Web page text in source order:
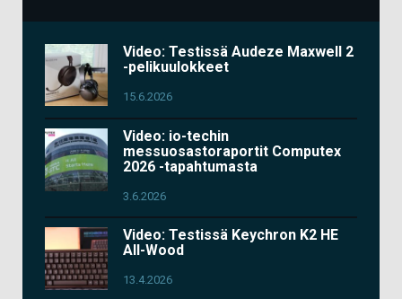
Video: Testissä Audeze Maxwell 2
-pelikuulokkeet
15.6.2026
Video: io-techin
messuosastoraportit Computex
2026 -tapahtumasta
3.6.2026
Video: Testissä Keychron K2 HE
All-Wood
13.4.2026